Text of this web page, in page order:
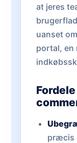
at jeres
uanset
portal, en
præcis